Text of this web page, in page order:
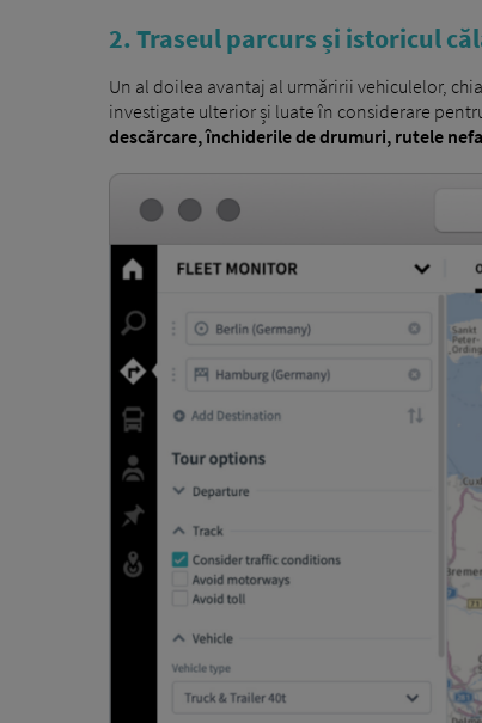
2. Traseul parcurs și istoricul
Un al doilea avantaj al urmăririi vehiculelor,
investigate ulterior și luate în considerare
descărcare, închiderile de drumuri, rutele